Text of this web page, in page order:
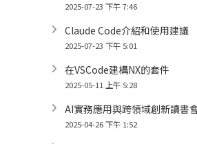
2025-07-23 下午 7:46
Claude Code介紹和使用建議
2025-07-23 下午 5:01
在VSCode建構NX的套件
2025-05-11 上午 5:28
AI實務應用與跨領域創新讀書
2025-04-26 下午 1:52